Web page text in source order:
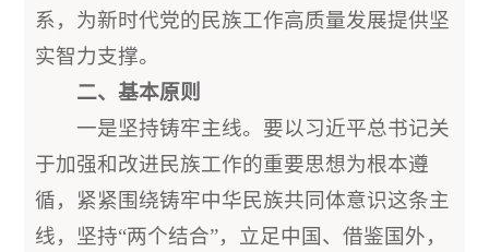
系，为新时代党的民族工作高质量发展提供坚
实智力支撑。
二、基本原则
一是坚持铸牢主线。要以习近平总书记关
于加强和改进民族工作的重要思想为根本遵
循，紧紧围绕铸牢中华民族共同体意识这条主
线，坚持“两个结合”，立足中国、借鉴国外，